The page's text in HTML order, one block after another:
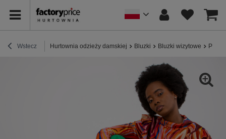
Wstecz Hurtownia odzieży damskiej Bluzki Bluzki wizytowe